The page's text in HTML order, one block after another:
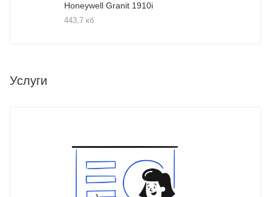
Honeywell Granit 1910i
443,7 кб
Услуги